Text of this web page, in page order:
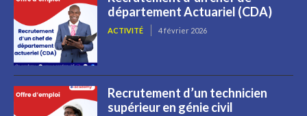
département Actuariel (CDA)
ACTIVITÉ 4 février 2026
Recrutement d’un technicien
supérieur en génie civil